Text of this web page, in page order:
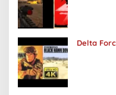
Delta